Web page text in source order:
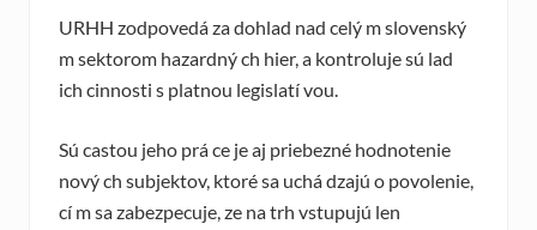
URHH zodpovedá za dohlad nad celý m slovenský
m sektorom hazardný ch hier, a kontroluje sú lad
ich cinnosti s platnou legislatí vou.
Sú castou jeho prá ce je aj priebezné hodnotenie
nový ch subjektov, ktoré sa uchá dzajú o povolenie,
cí m sa zabezpecuje, ze na trh vstupujú len